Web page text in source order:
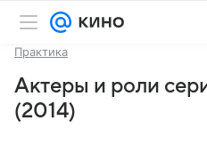
Практика
Актеры и роли
(2014)